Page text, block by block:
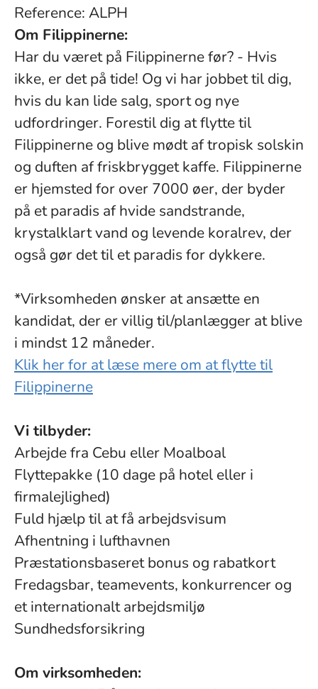
Reference: ALPH
Om Filippinerne:
Har du været på Filippinerne før? - Hvis
ikke, er det på tide! Og vi har jobbet til dig,
hvis du kan lide salg, sport og nye
udfordringer. Forestil dig at flytte til
Filippinerne og blive mødt af tropisk solskin
og duften af friskbrygget kaffe. Filippinerne
er hjemsted for over 7000 øer, der byder
på et paradis af hvide sandstrande,
krystalklart vand og levende koralrev, der
også gør det til et paradis for dykkere.
*Virksomheden ønsker at ansætte en
kandidat, der er villig til/planlægger at blive
i mindst 12 måneder.
Klik her for at læse mere om at flytte til
Filippinerne
Vi tilbyder:
Arbejde fra Cebu eller Moalboal
Flyttepakke (10 dage på hotel eller i
firmalejlighed)
Fuld hjælp til at få arbejdsvisum
Afhentning i lufthavnen
Præstationsbaseret bonus og rabatkort
Fredagsbar, teamevents, konkurrencer og
et internationalt arbejdsmiljø
Sundhedsforsikring
Om virksomheden: